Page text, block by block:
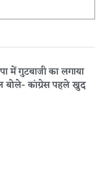
में गुटबाजी का लगाया
बोले- कांग्रेस पहले खुद